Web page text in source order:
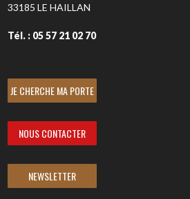
33185LE HAILLAN
Tél. : 05 57 21 02 70
JE CHERCHE MA PORTE
NOUS CONTACTER
NEWSLETTER